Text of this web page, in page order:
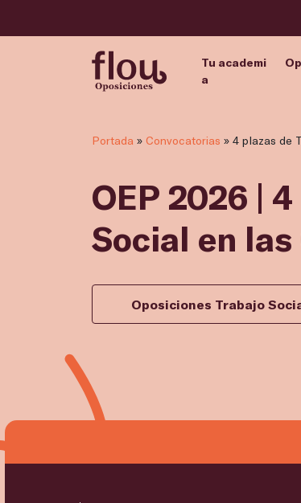
Tu academi
a
Portada » Convocatorias » 4 plazas de
OEP 2026 |
Social en
Oposiciones Trabajo